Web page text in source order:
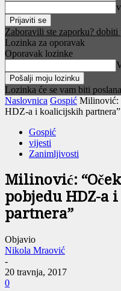
Zaboravili ste zaporku? dobiti
Lozinka za oporavak
Oporavak lozinke
Lozinka će se vam biti
Naslovnica Gospić Milinović:
HDZ-a i koalicijskih partnera”
Gospić
vijesti
Zanimljivosti
Milinović:
pobjedu HDZ-a
partnera”
Objavio
Nikola Mraović
-
20 travnja, 2017
0